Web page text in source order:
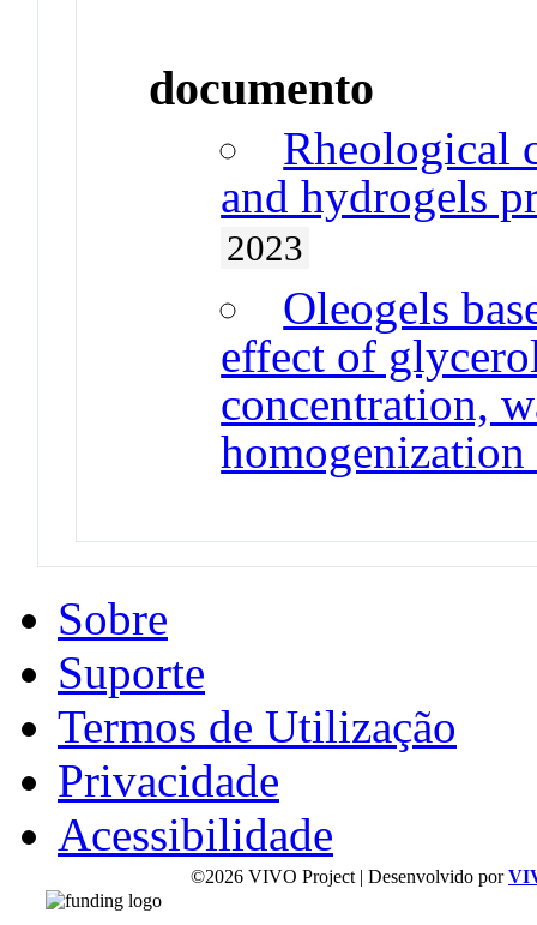
documento
Rheological
and hydrogels
2023
Oleogels
effect of
concentration,
Sobre
Suporte
Termos de Utilização
Privacidade
Acessibilidade
©2026 VIVO Project | Desenvolvido por